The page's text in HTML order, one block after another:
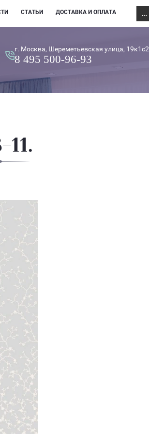
СТАТЬИ ДОСТАВКА И ОПЛАТА ...
г. Москва, Шереметьевская улица, 19к1с2
8 495 500-96-93
11.